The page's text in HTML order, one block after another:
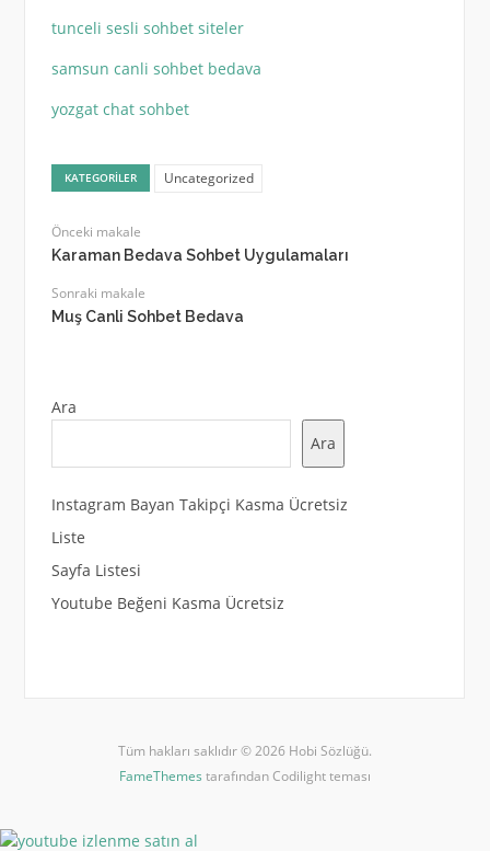
tunceli sesli sohbet siteler
samsun canli sohbet bedava
yozgat chat sohbet
KATEGORILER Uncategorized
Önceki makale
Karaman Bedava Sohbet Uygulamaları
Sonraki makale
Muş Canli Sohbet Bedava
Ara
Ara
Instagram Bayan Takipçi Kasma Ücretsiz
Liste
Sayfa Listesi
Youtube Beğeni Kasma Ücretsiz
Tüm hakları saklıdır © 2026 Hobi Sözlüğü.
FameThemes tarafından Codilight teması